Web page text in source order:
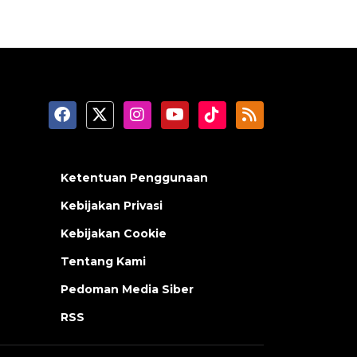
Ketentuan Penggunaan
Kebijakan Privasi
Kebijakan Cookie
Tentang Kami
Pedoman Media Siber
RSS